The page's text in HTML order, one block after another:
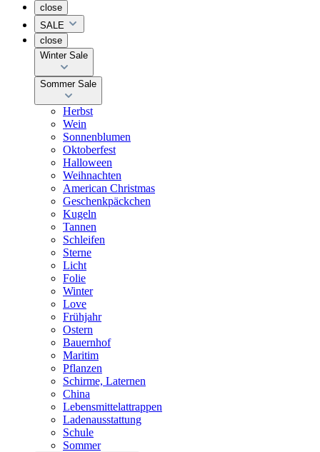
close
SALE
close
Winter Sale
Sommer Sale
Herbst
Wein
Sonnenblumen
Oktoberfest
Halloween
Weihnachten
American Christmas
Geschenkpäckchen
Kugeln
Tannen
Schleifen
Sterne
Licht
Folie
Winter
Love
Frühjahr
Ostern
Bauernhof
Maritim
Pflanzen
Schirme, Laternen
China
Lebensmittelattrappen
Ladenausstattung
Schule
Sommer